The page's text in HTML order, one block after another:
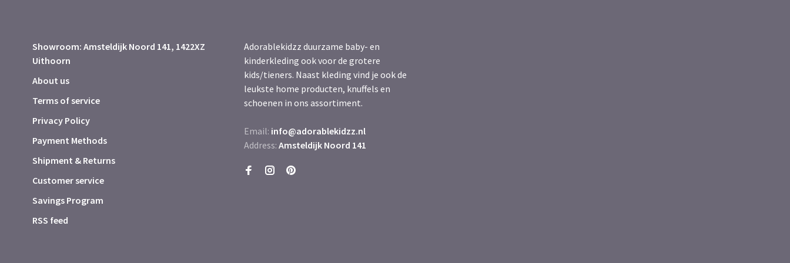
Showroom: Amsteldijk Noord 141, 1422XZ
Uithoorn
About us
Terms of service
Privacy Policy
Payment Methods
Shipment & Returns
Customer service
Savings Program
RSS feed
Adorablekidzz duurzame baby- en
kinderkleding ook voor de grotere
kids/tieners. Naast kleding vind je ook de
leukste home producten, knuffels en
schoenen in ons assortiment.
Email: info@adorablekidzz.nl
Address: Amsteldijk Noord 141